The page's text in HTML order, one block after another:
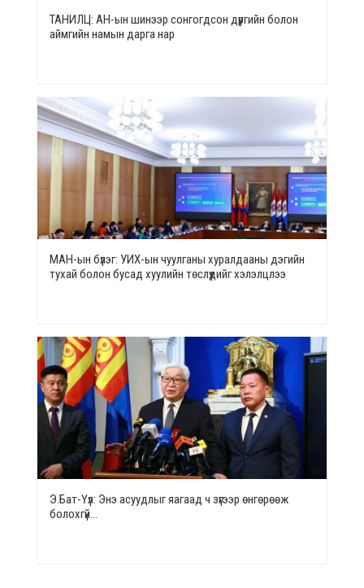
ТАНИЛЦ: АН-ын шинээр сонгогдсон дүүргийн болон
аймгийн намын дарга нар
МАН-ын бүлэг: УИХ-ын чуулганы хуралдааны дэгийн
тухай болон бусад хуулийн төслүүдийг хэлэлцлээ
Э.Бат-Үүл: Энэ асуудлыг яагаад ч зүгээр өнгөрөөж
болохгүй…